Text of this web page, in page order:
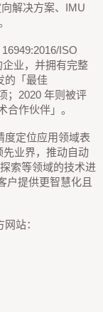
解决方案、IMU
ISO
业，并拥有完整
的「最佳
；2020 年则被评
合作伙伴」。
度定位应用领域表
业界，推动自动
索等领域的技术进
户提供更智慧化且
站：